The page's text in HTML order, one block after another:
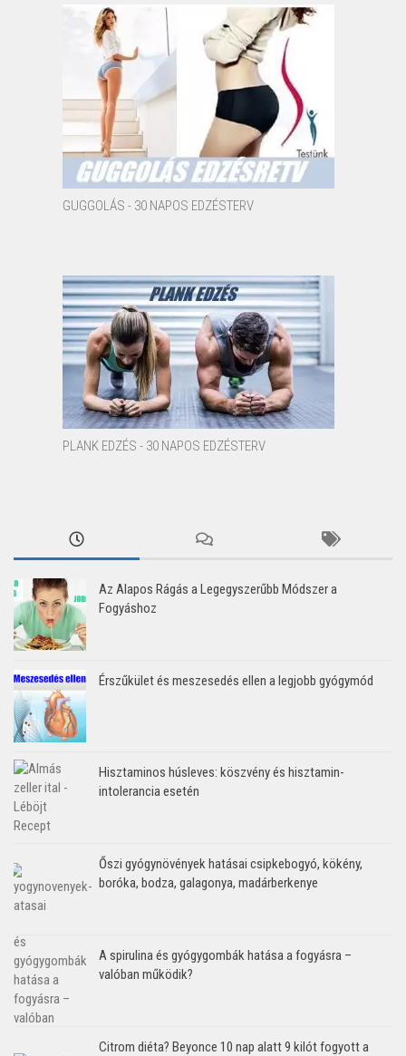
GUGGOLÁS - 30 NAPOS EDZÉSTERV
PLANK EDZÉS - 30 NAPOS EDZÉSTERV
Az Alapos Rágás a Legegyszerűbb Módszer a
Fogyáshoz
Érszűkület és meszesedés ellen a legjobb gyógymód
Hisztaminos húsleves: köszvény és hisztamin-
intolerancia esetén
Őszi gyógynövények hatásai csipkebogyó, kökény,
boróka, bodza, galagonya, madárberkenye
A spirulina és gyógygombák hatása a fogyásra –
valóban működik?
Citrom diéta? Beyonce 10 nap alatt 9 kilót fogyott a